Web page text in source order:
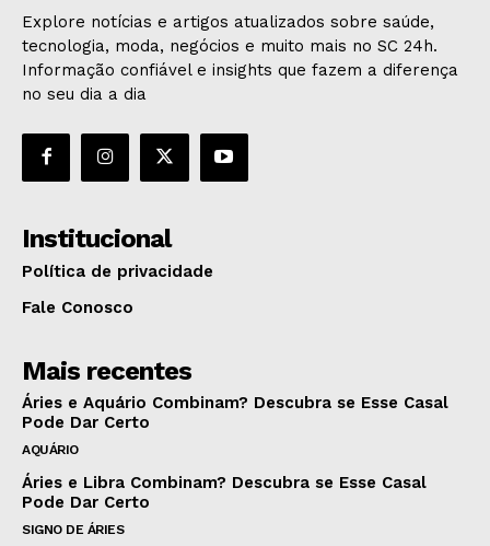
Explore notícias e artigos atualizados sobre saúde,
tecnologia, moda, negócios e muito mais no SC 24h.
Informação confiável e insights que fazem a diferença
no seu dia a dia
Institucional
Política de privacidade
Fale Conosco
Mais recentes
Áries e Aquário Combinam? Descubra se Esse Casal
Pode Dar Certo
AQUÁRIO
Áries e Libra Combinam? Descubra se Esse Casal
Pode Dar Certo
SIGNO DE ÁRIES